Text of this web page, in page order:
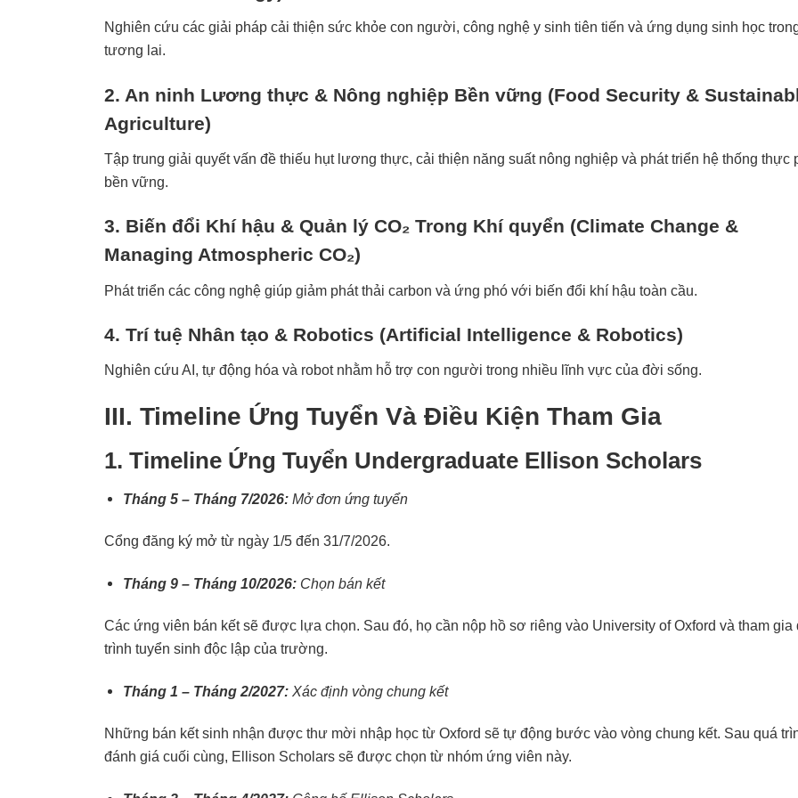
Nghiên cứu các giải pháp cải thiện sức khỏe con người, công nghệ y sinh tiên tiến và ứng dụng sinh học
tương lai.
2. An ninh Lương thực & Nông nghiệp Bền vững (Food Security &
Agriculture)
Tập trung giải quyết vấn đề thiếu hụt lương thực, cải thiện năng suất nông nghiệp và phát triển hệ thống thực
bền vững.
3. Biến đổi Khí hậu & Quản lý CO₂ Trong Khí quyển (Climate Change &
Managing Atmospheric CO₂)
Phát triển các công nghệ giúp giảm phát thải carbon và ứng phó với biến đổi khí hậu toàn cầu.
4. Trí tuệ Nhân tạo & Robotics (Artificial Intelligence & Robotics)
Nghiên cứu AI, tự động hóa và robot nhằm hỗ trợ con người trong nhiều lĩnh vực của đời sống.
III. Timeline Ứng Tuyển Và Điều Kiện Tham Gia
1. Timeline Ứng Tuyển Undergraduate Ellison Scholars
Tháng 5 – Tháng 7/2026: Mở đơn ứng tuyển
Cổng đăng ký mở từ ngày 1/5 đến 31/7/2026.
Tháng 9 – Tháng 10/2026: Chọn bán kết
Các ứng viên bán kết sẽ được lựa chọn. Sau đó, họ cần nộp hồ sơ riêng vào University of Oxford và tham gia
trình tuyển sinh độc lập của trường.
Tháng 1 – Tháng 2/2027: Xác định vòng chung kết
Những bán kết sinh nhận được thư mời nhập học từ Oxford sẽ tự động bước vào vòng chung kết. Sau quá
đánh giá cuối cùng, Ellison Scholars sẽ được chọn từ nhóm ứng viên này.